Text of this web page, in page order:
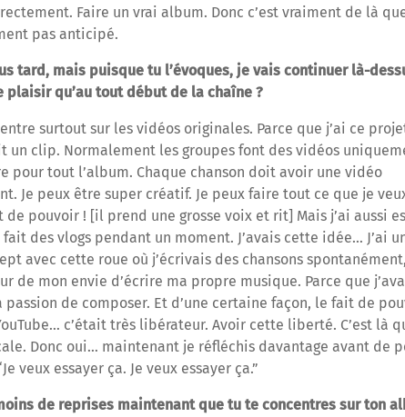
Faire un vrai album. Donc c’est vraiment de là
pas anticipé.
tard, mais puisque tu l’évoques, je vais continuer là-
qu’au tout début de la chaîne ?
surtout sur les vidéos originales. Parce que j’ai ce
un clip. Normalement les groupes font des vidéos
pour tout l’album. Chaque chanson doit avoir une vidéo
Je peux être super créatif. Je peux faire tout ce que je
pouvoir ! [il prend une grosse voix et rit] Mais j’ai aussi
des vlogs pendant un moment. J’avais cette idée… J’ai
avec cette roue où j’écrivais des chansons
de mon envie d’écrire ma propre musique. Parce que
passion de composer. Et d’une certaine façon, le fait de
c’était très libérateur. Avoir cette liberté. C’est là
Donc oui… maintenant je réfléchis davantage avant de
veux essayer ça. Je veux essayer ça.”
de reprises maintenant que tu te concentres sur ton